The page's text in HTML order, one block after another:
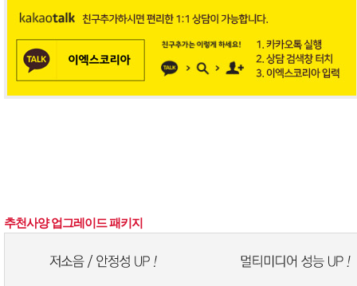
추천사양 업그레이드 패키지